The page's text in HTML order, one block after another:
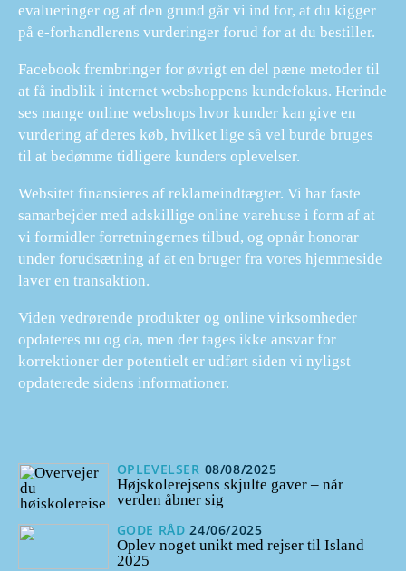
evalueringer og af den grund går vi ind for, at du kigger
på e-forhandlerens vurderinger forud for at du bestiller.
Facebook frembringer for øvrigt en del pæne metoder til
at få indblik i internet webshoppens kundefokus. Herinde
ses mange online webshops hvor kunder kan give en
vurdering af deres køb, hvilket lige så vel burde bruges
til at bedømme tidligere kunders oplevelser.
Websitet finansieres af reklameindtægter. Vi har faste
samarbejder med adskillige online varehuse i form af at
vi formidler forretningernes tilbud, og opnår honorar
under forudsætning af at en bruger fra vores hjemmeside
laver en transaktion.
Viden vedrørende produkter og online virksomheder
opdateres nu og da, men der tages ikke ansvar for
korrektioner der potentielt er udført siden vi nyligst
opdaterede sidens informationer.
OPLEVELSER 08/08/2025
Højskolerejsens skjulte gaver – når
verden åbner sig
GODE RÅD 24/06/2025
Oplev noget unikt med rejser til Island
2025